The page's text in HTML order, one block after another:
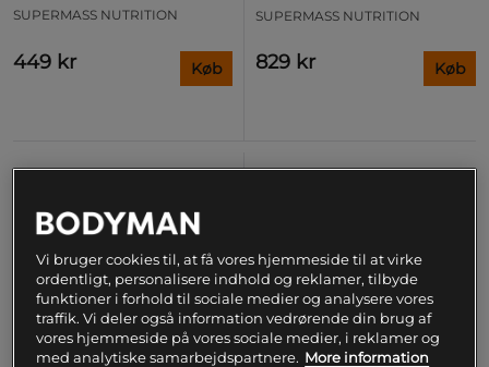
SUPERMASS NUTRITION
449 kr Køb
SUPERMASS NUTRITION
829 kr Køb
Vi bruger cookies til, at få vores hjemmeside til at virke
ordentligt, personalisere indhold og reklamer, tilbyde
funktioner i forhold til sociale medier og analysere vores
traffik. Vi deler også information vedrørende din brug af
vores hjemmeside på vores sociale medier, i reklamer og
med analytiske samarbejdspartnere. More information